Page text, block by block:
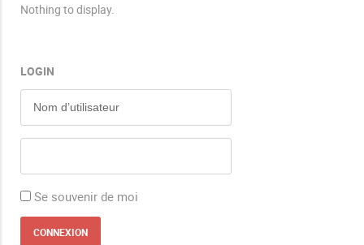
Nothing to display.
LOGIN
Se souvenir de moi